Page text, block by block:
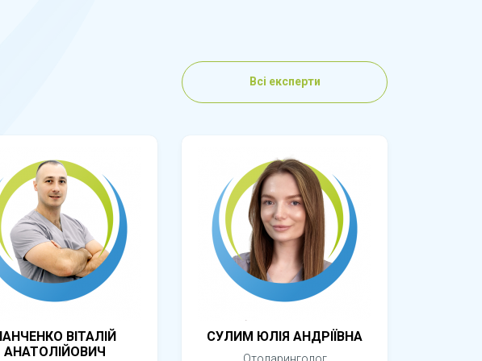
Всі експерти
ВІТАЛІЙ
АНАТОЛІЙОВИЧ
СУЛИМ ЮЛІЯ АНДРІЇВНА